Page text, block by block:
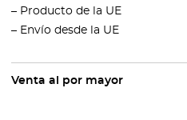
– Producto de la UE
– Envío desde la UE
Venta al por mayor